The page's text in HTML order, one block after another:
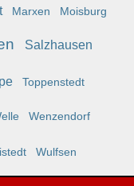
Marxen Moisburg
Salzhausen
Toppenstedt
Wenzendorf
Wulfsen